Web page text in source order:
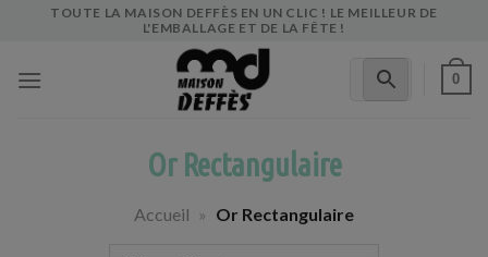
TOUTE LA MAISON DEFFÈS EN UN CLIC ! LE MEILLEUR DE
L'EMBALLAGE ET DE LA FÊTE !
0
Or Rectangulaire
Accueil » Or Rectangulaire